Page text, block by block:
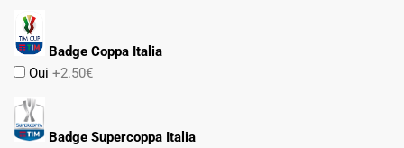
Badge Coppa Italia
Oui +2.50€
Badge Supercoppa Italia